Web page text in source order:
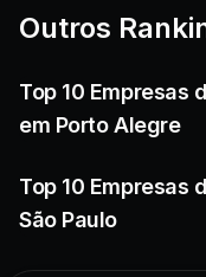
Outros
Top 10 Empresas
em Porto Alegre
Top 10 Empresas
São Paulo